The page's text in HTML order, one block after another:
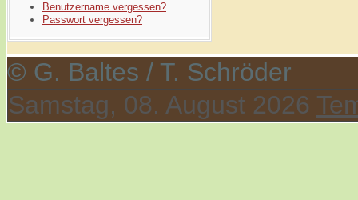
Benutzername vergessen?
Passwort vergessen?
© G. Baltes / T. Schröder
Samstag, 08. August 2026